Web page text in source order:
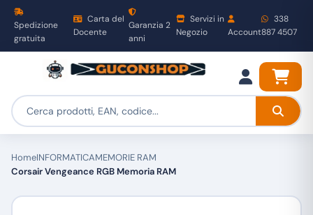
Spedizione
gratuita
Carta del
Docente
Garanzia 2
anni
Servizi in
Negozio
Account
338
887 4507
HomeINFORMATICAMEMORIE RAM
Corsair Vengeance RGB Memoria RAM